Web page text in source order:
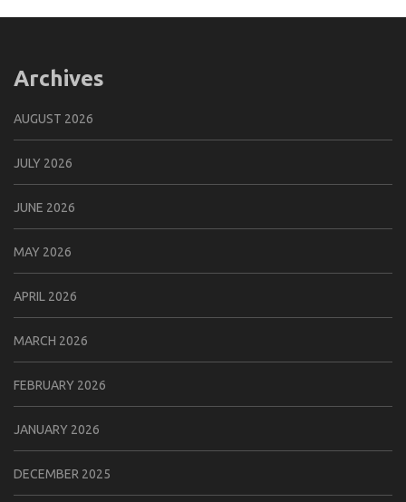
Archives
AUGUST 2026
JULY 2026
JUNE 2026
MAY 2026
APRIL 2026
MARCH 2026
FEBRUARY 2026
JANUARY 2026
DECEMBER 2025